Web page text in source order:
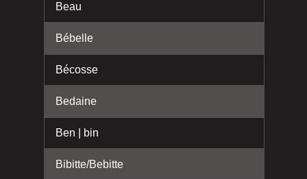
Beau
Bébelle
Bécosse
Bedaine
Ben | bin
Bibitte/Bebitte